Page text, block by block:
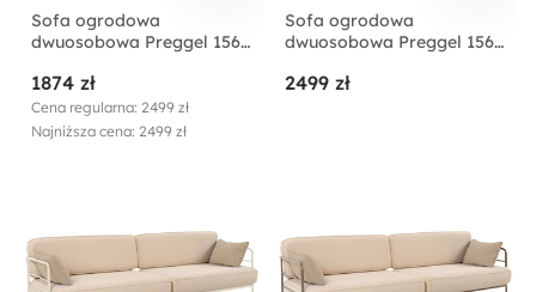
Sofa ogrodowa
dwuosobowa Preggel 156
hydrofobowej beżowa/
kremowy stelaż
1874 zł
Cena regularna: 2499 zł
Najniższa cena: 2499 zł
Sofa ogrodowa
dwuosobowa Preggel 156
hydrofobowej beżowa/
2499 zł